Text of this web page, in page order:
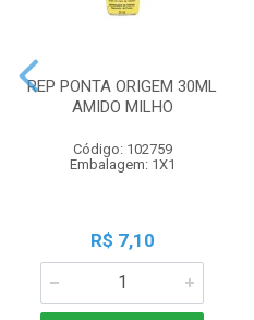
REP PONTA ORIGEM 30ML
AMIDO MILHO
Código: 102759
Embalagem: 1X1
R$ 7,10